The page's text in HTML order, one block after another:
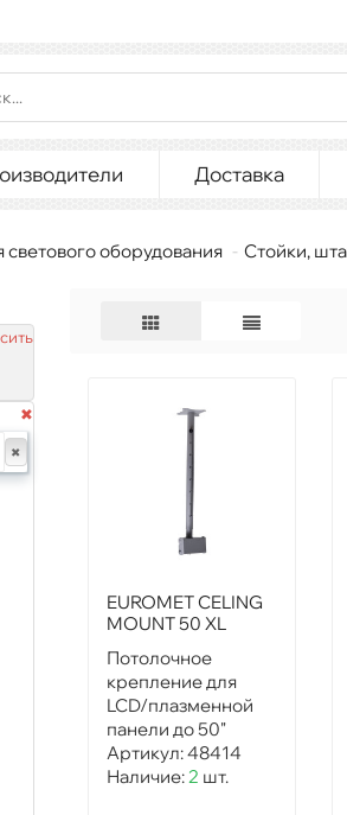
Доставка
оборудования Стойки,
EUROMET CELING
MOUNT 50 XL
Потолочное
крепление для
LCD/плазменной
панели до 50"
Артикул:48414
Наличие:2 шт.